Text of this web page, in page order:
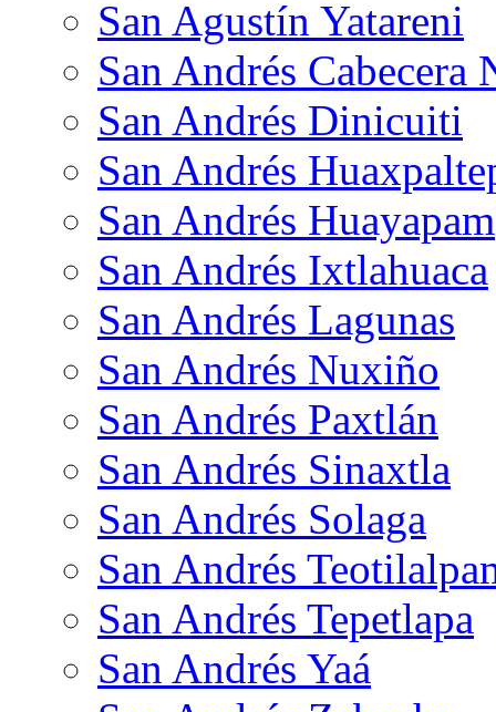
San Agustín Yatareni
San Andrés Cabecera
San Andrés Dinicuiti
San Andrés
San Andrés Huayapam
San Andrés Ixtlahuaca
San Andrés Lagunas
San Andrés Nuxiño
San Andrés Paxtlán
San Andrés Sinaxtla
San Andrés Solaga
San Andrés
San Andrés Tepetlapa
San Andrés Yaá